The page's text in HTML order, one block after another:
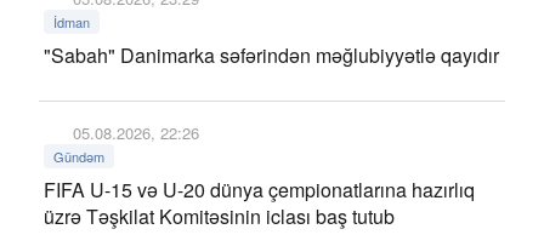
İdman
"Sabah" Danimarka səfərindən məğlubiyyətlə qayıdır
05.08.2026, 22:26
Gündəm
FIFA U-15 və U-20 dünya çempionatlarına hazırlıq
üzrə Təşkilat Komitəsinin iclası baş tutub